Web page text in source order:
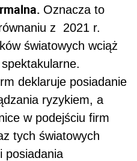
Oznacza to
z 2021 r.
światowych wciąż
deklaruje posiadanie
ryzykiem, a
w podejściu firm
tych światowych
posiadania